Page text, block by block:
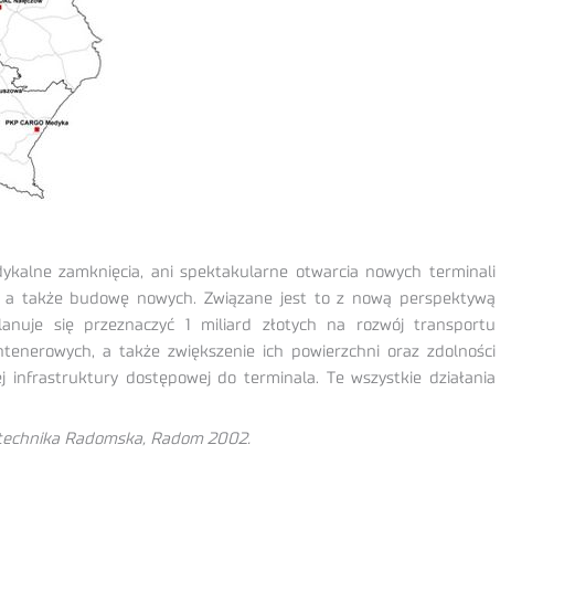
zamknięcia, ani spektakularne otwarcia nowych terminali
także budowę nowych. Związane jest to z nową perspektywą
się przeznaczyć 1 miliard złotych na rozwój transportu
a także zwiększenie ich powierzchni oraz zdolności
infrastruktury dostępowej do terminala. Te wszystkie działania
Radomska, Radom 2002.